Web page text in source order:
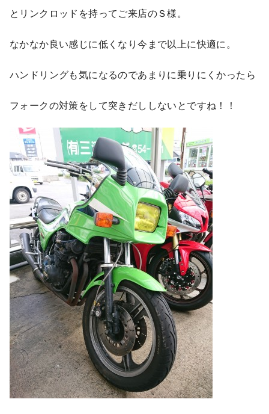
とリンクロッドを持ってご来店のＳ様。
なかなか良い感じに低くなり今まで以上に快適に。
ハンドリングも気になるのであまりに乗りにくかったら
フォークの対策をして突きだししないとですね！！